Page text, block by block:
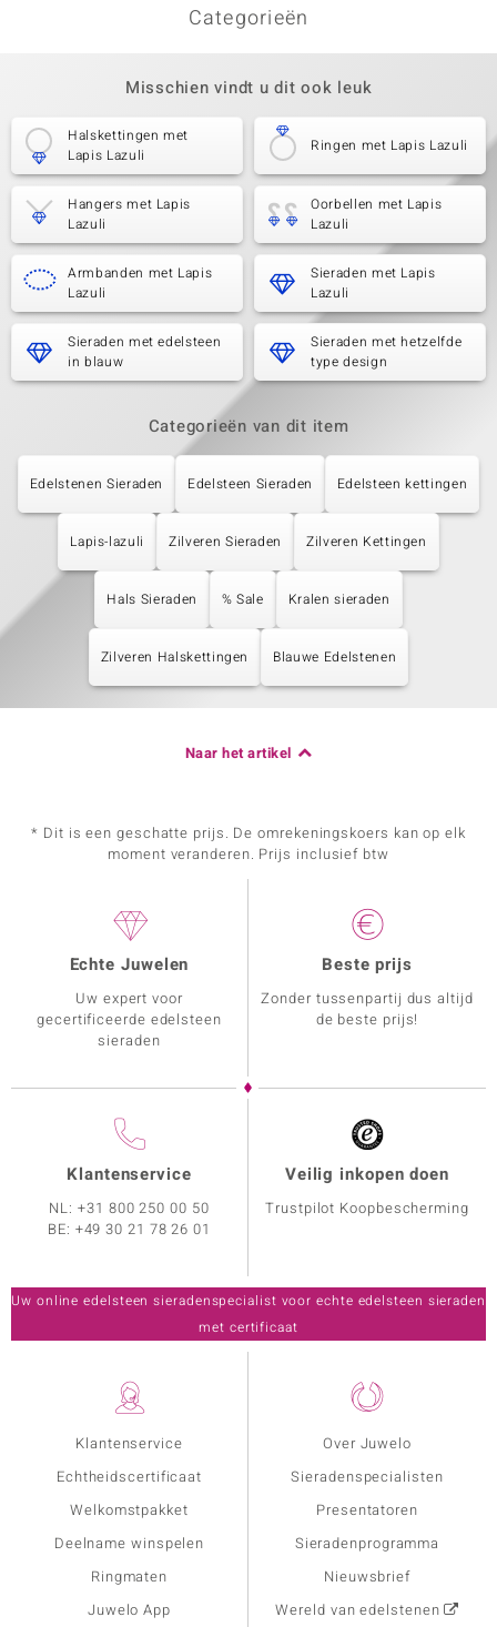
Categorieën
Misschien vindt u dit ook leuk
Halskettingen met
Lapis Lazuli
Ringen met Lapis Lazuli
Hangers met Lapis
Lazuli
Oorbellen met Lapis
Lazuli
Armbanden met Lapis
Lazuli
Sieraden met Lapis
Lazuli
Sieraden met edelsteen
in blauw
Sieraden met hetzelfde
type design
Categorieën van dit item
Edelstenen Sieraden Edelsteen Sieraden Edelsteen kettingen
Lapis-lazuli Zilveren Sieraden Zilveren Kettingen
Hals Sieraden % Sale Kralen sieraden
Zilveren Halskettingen Blauwe Edelstenen
Naar het artikel
* Dit is een geschatte prijs. De omrekeningskoers kan op elk
moment veranderen. Prijs inclusief btw
Klantenservice
Echtheidscertificaat
Welkomstpakket
Deelname winspelen
Ringmaten
Juwelo App
Over Juwelo
Sieradenspecialisten
Presentatoren
Sieradenprogramma
Nieuwsbrief
Wereld van edelstenen
Echte Juwelen
Uw expert voor
gecertificeerde edelsteen
sieraden
Beste prijs
Zonder tussenpartij dus altijd
de beste prijs!
Klantenservice
NL:+31 800 250 00 50
BE: +49 30 21 78 26 01
Veilig inkopen doen
Trustpilot Koopbescherming
Uw online edelsteen sieradenspecialist voor echte edelsteen sieraden
met certificaat